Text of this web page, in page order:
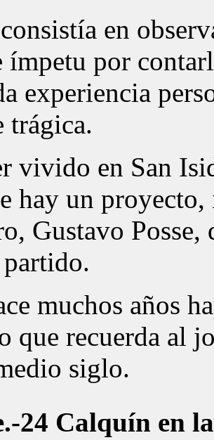
en
ímpetu por
experiencia
trágica.
vivido en San
hay un
Gustavo
muchos años
que recuerda al
siglo.
24 Calquín en